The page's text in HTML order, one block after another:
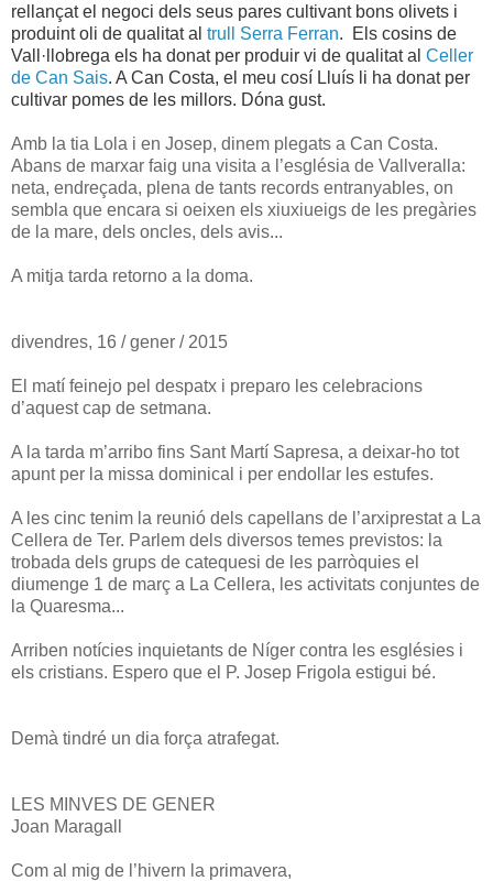
rellançat el negoci dels seus pares cultivant bons olivets i
produint oli de qualitat al trull Serra Ferran. Els cosins de
Vall·llobrega els ha donat per produir vi de qualitat al Celler
de Can Sais. A Can Costa, el meu cosí Lluís li ha donat per
cultivar pomes de les millors. Dóna gust.
Amb la tia Lola i en Josep, dinem plegats a Can Costa.
Abans de marxar faig una visita a l’església de Vallveralla:
neta, endreçada, plena de tants records entranyables, on
sembla que encara si oeixen els xiuxiueigs de les pregàries
de la mare, dels oncles, dels avis...
A mitja tarda retorno a la doma.
divendres, 16 / gener / 2015
El matí feinejo pel despatx i preparo les celebracions
d’aquest cap de setmana.
A la tarda m’arribo fins Sant Martí Sapresa, a deixar-ho tot
apunt per la missa dominical i per endollar les estufes.
A les cinc tenim la reunió dels capellans de l’arxiprestat a La
Cellera de Ter. Parlem dels diversos temes previstos: la
trobada dels grups de catequesi de les parròquies el
diumenge 1 de març a La Cellera, les activitats conjuntes de
la Quaresma...
Arriben notícies inquietants de Níger contra les esglésies i
els cristians. Espero que el P. Josep Frigola estigui bé.
Demà tindré un dia força atrafegat.
LES MINVES DE GENER
Joan Maragall
Com al mig de l’hivern la primavera,